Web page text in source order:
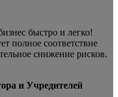
быстро и легко!
полное соответствие
снижение рисков.
и Учредителей